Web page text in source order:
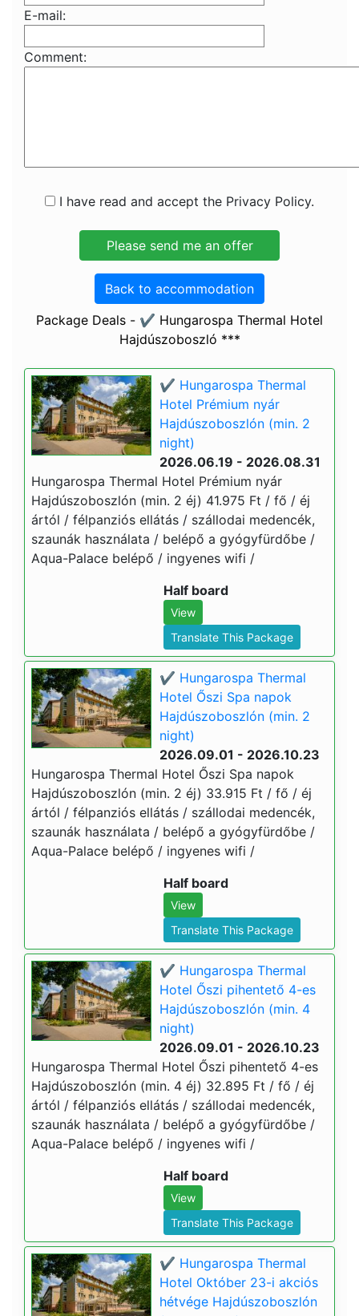
E-mail:
Comment:
I have read and accept the Privacy Policy.
Back to accommodation
Package Deals - ✔️ Hungarospa Thermal Hotel
Hajdúszoboszló ***
✔️ Hungarospa Thermal
Hotel Prémium nyár
Hajdúszoboszlón (min. 2
night)
2026.06.19 - 2026.08.31
Hungarospa Thermal Hotel Prémium nyár
Hajdúszoboszlón (min. 2 éj) 41.975 Ft / fő / éj
ártól / félpanziós ellátás / szállodai medencék,
szaunák használata / belépő a gyógyfürdőbe /
Aqua-Palace belépő / ingyenes wifi /
Half board
View
Translate This Package
✔️ Hungarospa Thermal
Hotel Őszi Spa napok
Hajdúszoboszlón (min. 2
night)
2026.09.01 - 2026.10.23
Hungarospa Thermal Hotel Őszi Spa napok
Hajdúszoboszlón (min. 2 éj) 33.915 Ft / fő / éj
ártól / félpanziós ellátás / szállodai medencék,
szaunák használata / belépő a gyógyfürdőbe /
Aqua-Palace belépő / ingyenes wifi /
Half board
View
Translate This Package
✔️ Hungarospa Thermal
Hotel Őszi pihentető 4-es
Hajdúszoboszlón (min. 4
night)
2026.09.01 - 2026.10.23
Hungarospa Thermal Hotel Őszi pihentető 4-es
Hajdúszoboszlón (min. 4 éj) 32.895 Ft / fő / éj
ártól / félpanziós ellátás / szállodai medencék,
szaunák használata / belépő a gyógyfürdőbe /
Aqua-Palace belépő / ingyenes wifi /
Half board
View
Translate This Package
✔️ Hungarospa Thermal
Hotel Október 23-i akciós
hétvége Hajdúszoboszlón